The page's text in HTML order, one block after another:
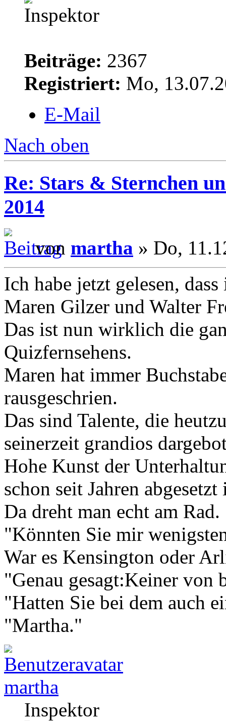
Beiträge: 2367
Registriert: Mo,
E-Mail
Nach oben
Re: Stars & Sternchen
2014
von martha » Do,
Ich habe jetzt gelesen,
Maren Gilzer und Walter
Das ist nun wirklich die
Quizfernsehens.
Maren hat immer
rausgeschrien.
Das sind Talente, die
seinerzeit grandios
Hohe Kunst der
schon seit Jahren abgesetzt
Da dreht man echt am Rad.
"Könnten Sie mir
War es Kensington oder
"Genau gesagt:Keiner von
"Hatten Sie bei dem auch
"Martha."
martha
Inspektor